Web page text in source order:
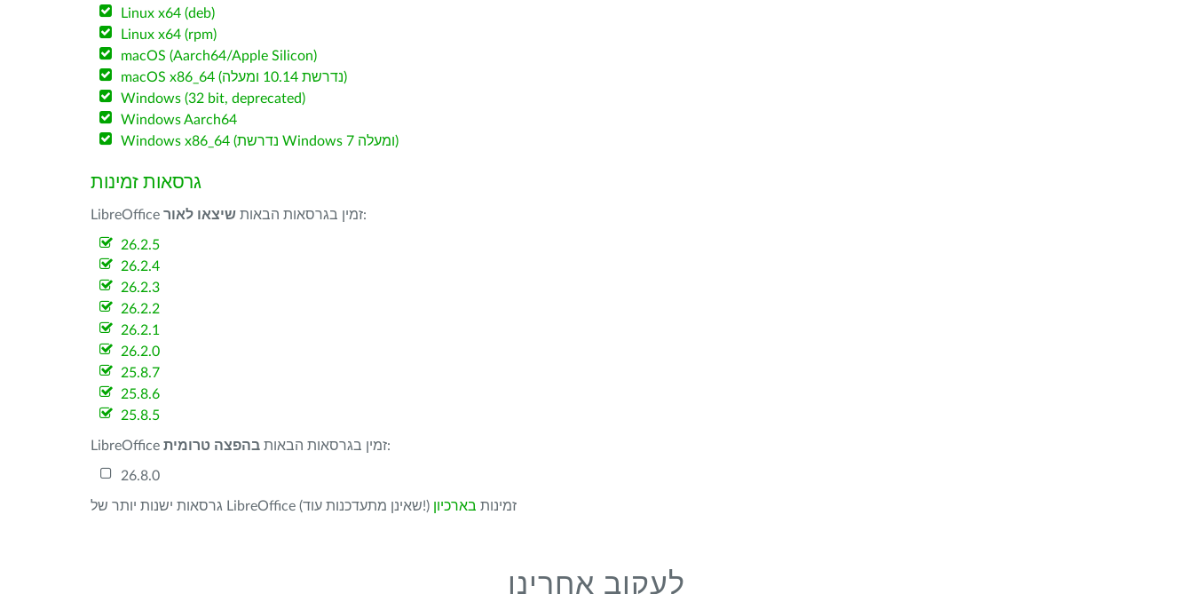
Linux x64 (deb)
Linux x64 (rpm)
macOS (Aarch64/Apple Silicon)
macOS x86_64 (נדרשת 10.14 ומעלה)
Windows (32 bit, deprecated)
Windows Aarch64
Windows x86_64 (נדרשת Windows 7 ומעלה)
גרסאות זמינות
LibreOffice זמין בגרסאות הבאות שיצאו לאור :
26.2.5
26.2.4
26.2.3
26.2.2
26.2.1
26.2.0
25.8.7
25.8.6
25.8.5
LibreOffice זמין בגרסאות הבאות בהפצה טרומית :
26.8.0
גרסאות ישנות יותר של LibreOffice (שאינן מתעדכנות עוד!) זמינות בארכיון
לעקוב אחרינו